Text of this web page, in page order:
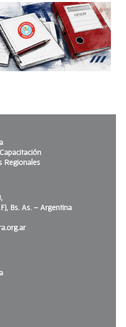
Regionales
Bs. As. – Argentina